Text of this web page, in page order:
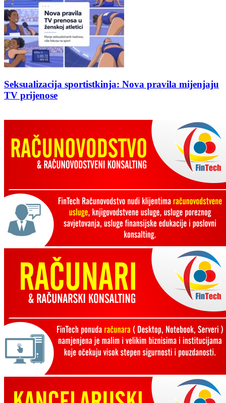
Seksualizacija sportistkinja: Nova pravila mijenjaju
TV prijenose